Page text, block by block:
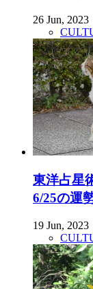
26 Jun, 2023
東洋占星
6/25の運
19 Jun, 2023